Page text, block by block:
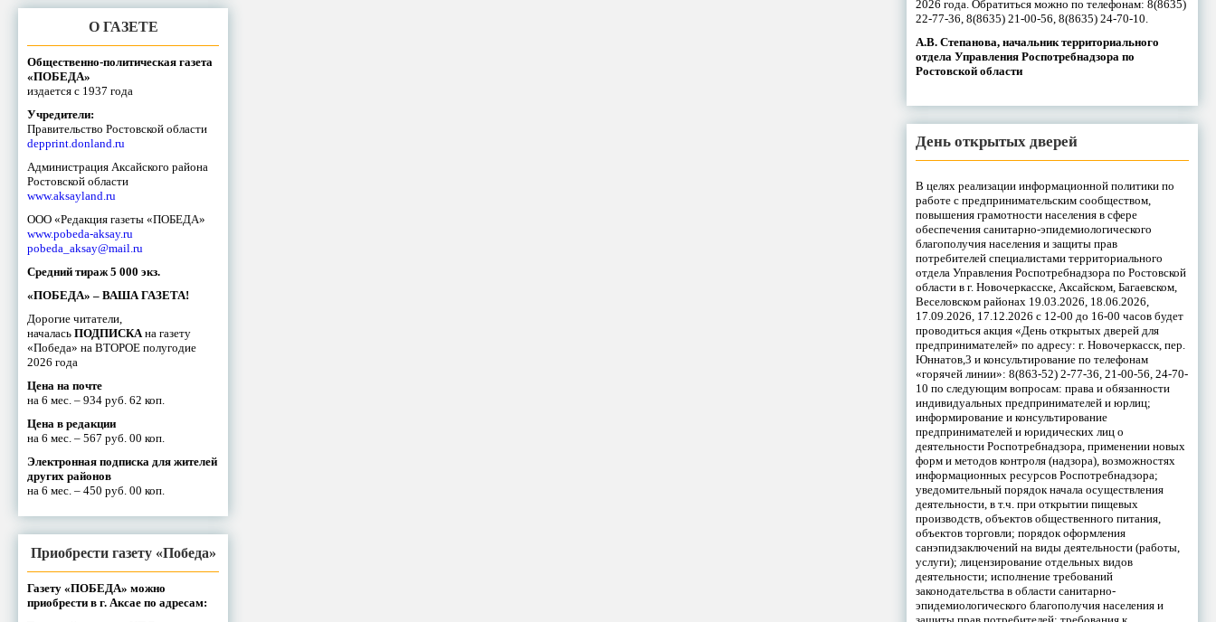
О ГАЗЕТЕ
Общественно-политическая газета
«ПОБЕДА»
издается с 1937 года
Учредители:
Правительство Ростовской области
depprint.donland.ru
Администрация Аксайского района
Ростовской области
www.aksayland.ru
ООО «Редакция газеты «ПОБЕДА»
www.pobeda-aksay.ru
pobeda_aksay@mail.ru
Средний тираж 5 000 экз.
«ПОБЕДА» – ВАША ГАЗЕТА!
Дорогие читатели,
началась ПОДПИСКА на газету
«Победа» на ВТОРОЕ полугодие
2026 года
Цена на почте
на 6 мес. – 934 руб. 62 коп.
Цена в редакции
на 6 мес. – 567 руб. 00 коп.
Электронная подписка для жителей
других районов
на 6 мес. – 450 руб. 00 коп.
Приобрести газету «Победа»
Газету «ПОБЕДА» можно
приобрести в г. Аксае по адресам:
2026 года. Обратиться можно по телефонам: 8(8635)
22-77-36, 8(8635) 21-00-56, 8(8635) 24-70-10.
А.В. Степанова, начальник территориального
отдела Управления Роспотребнадзора по
Ростовской области
День открытых дверей
В целях реализации информационной политики по
работе с предпринимательским сообществом,
повышения грамотности населения в сфере
обеспечения санитарно-эпидемиологического
благополучия населения и защиты прав
потребителей специалистами территориального
отдела Управления Роспотребнадзора по Ростовской
области в г. Новочеркасске, Аксайском, Багаевском,
Веселовском районах 19.03.2026, 18.06.2026,
17.09.2026, 17.12.2026 с 12-00 до 16-00 часов будет
проводиться акция «День открытых дверей для
предпринимателей» по адресу: г. Новочеркасск, пер.
Юннатов,3 и консультирование по телефонам
«горячей линии»: 8(863-52) 2-77-36, 21-00-56, 24-70-
10 по следующим вопросам: права и обязанности
индивидуальных предпринимателей и юрлиц;
информирование и консультирование
предпринимателей и юридических лиц о
деятельности Роспотребнадзора, применении новых
форм и методов контроля (надзора), возможностях
информационных ресурсов Роспотребнадзора;
уведомительный порядок начала осуществления
деятельности, в т.ч. при открытии пищевых
производств, объектов общественного питания,
объектов торговли; порядок оформления
санэпидзаключений на виды деятельности (работы,
услуги); лицензирование отдельных видов
деятельности; исполнение требований
законодательства в области санитарно-
эпидемиологического благополучия населения и